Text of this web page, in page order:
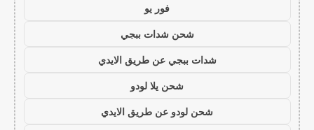
فور يو
شحن شدات ببجي
شدات ببجي عن طريق الايدي
شحن يلا لودو
شحن لودو عن طريق الايدي